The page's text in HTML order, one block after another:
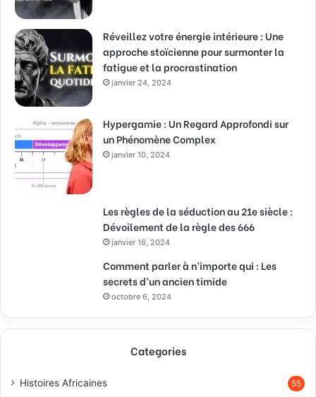
Réveillez votre énergie intérieure : Une
approche stoïcienne pour surmonter la
fatigue et la procrastination
janvier 24, 2024
Hypergamie : Un Regard Approfondi sur
un Phénomène Complex
janvier 10, 2024
Les règles de la séduction au 21e siècle :
Dévoilement de la règle des 666
janvier 16, 2024
Comment parler à n’importe qui : Les
secrets d’un ancien timide
octobre 6, 2024
Categories
Histoires Africaines 55